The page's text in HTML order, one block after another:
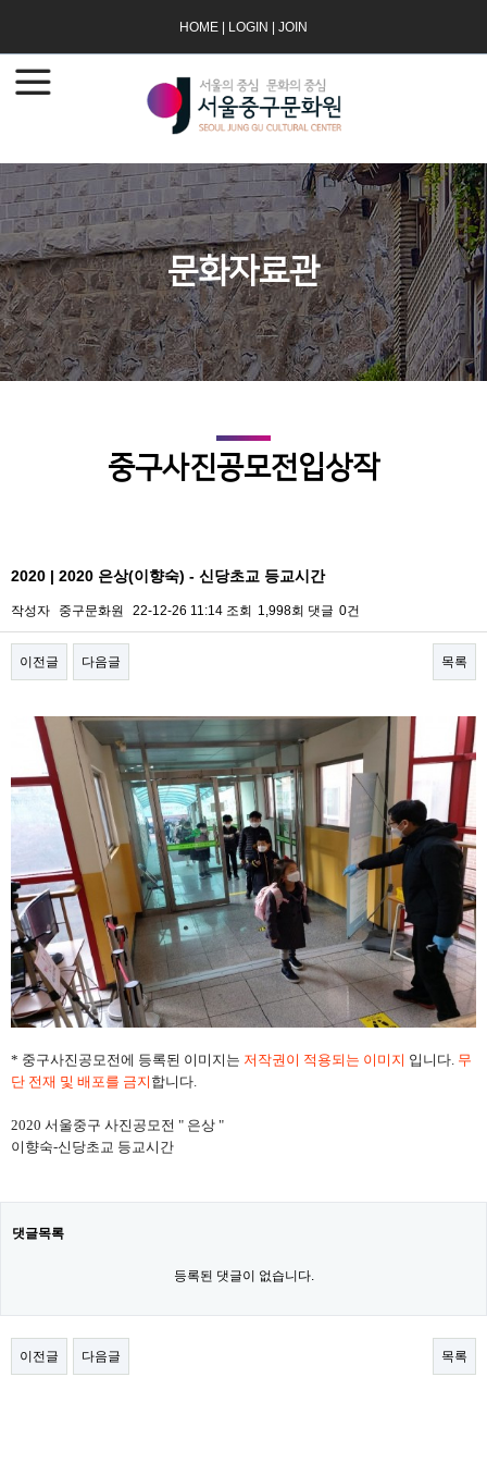
HOME LOGIN JOIN
문화자료관
중구사진공모전입상작
2020 | 2020 은상(이향숙) - 신당초교 등교시간
작성자 중구문화원 22-12-26 11:14 조회 1,998회 댓글 0건
이전글 다음글 목록
본문
* 중구사진공모전에 등록된 이미지는 저작권이 적용되는 이미지 입니다. 무
단 전재 및 배포를 금지 합니다.
2020 서울중구 사진공모전 " 은상 "
이향숙-신당초교 등교시간
댓글목록
등록된 댓글이 없습니다.
이전글 다음글 목록